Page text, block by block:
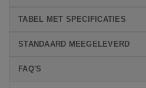
TABEL MET SPECIFICATIES
STANDAARD MEEGELEVERD
FAQ'S